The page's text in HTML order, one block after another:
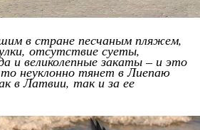
в стране песчаным пляжем,
отсутствие суеты,
и великолепные закаты – и это
неуклонно тянет в Лиепаю
в Латвии, так и за ее